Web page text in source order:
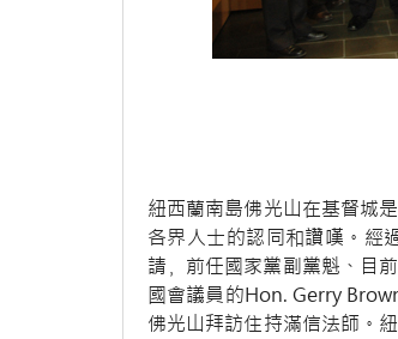
紐西蘭南島佛光山在基督城
各界人士的認同和讚嘆。經
請﹐前任國家黨副黨魁、目
國會議員的Hon. Gerry
佛光山拜訪住持滿信法師。